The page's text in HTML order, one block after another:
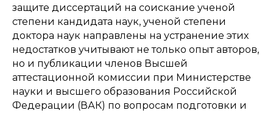
защите диссертаций на соискание ученой
степени кандидата наук, ученой степени
доктора наук направлены на устранение этих
недостатков учитывают не только опыт авторов,
но и публикации членов Высшей
аттестационной комиссии при Министерстве
науки и высшего образования Российской
Федерации (ВАК) по вопросам подготовки и